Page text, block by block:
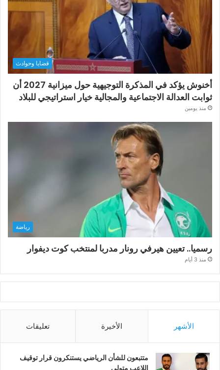
قضايا وحوادث
أخنوش يؤكد في المذكرة التوجيهية حول ميزانية 2027 أن
ثوابت العدالة الاجتماعية والمجالية خيار استراتيجي للبلاد
منذ يومين
رياضة
رسميا.. تعيين هيرفي رونار مدربا لمنتخب كوت ديفوار
منذ 3 أيام
الأشهر الأخيرة تعليقات
متتبعون للشأن الرياضي يستنكرون قرار توقيف
اللاعب متولي